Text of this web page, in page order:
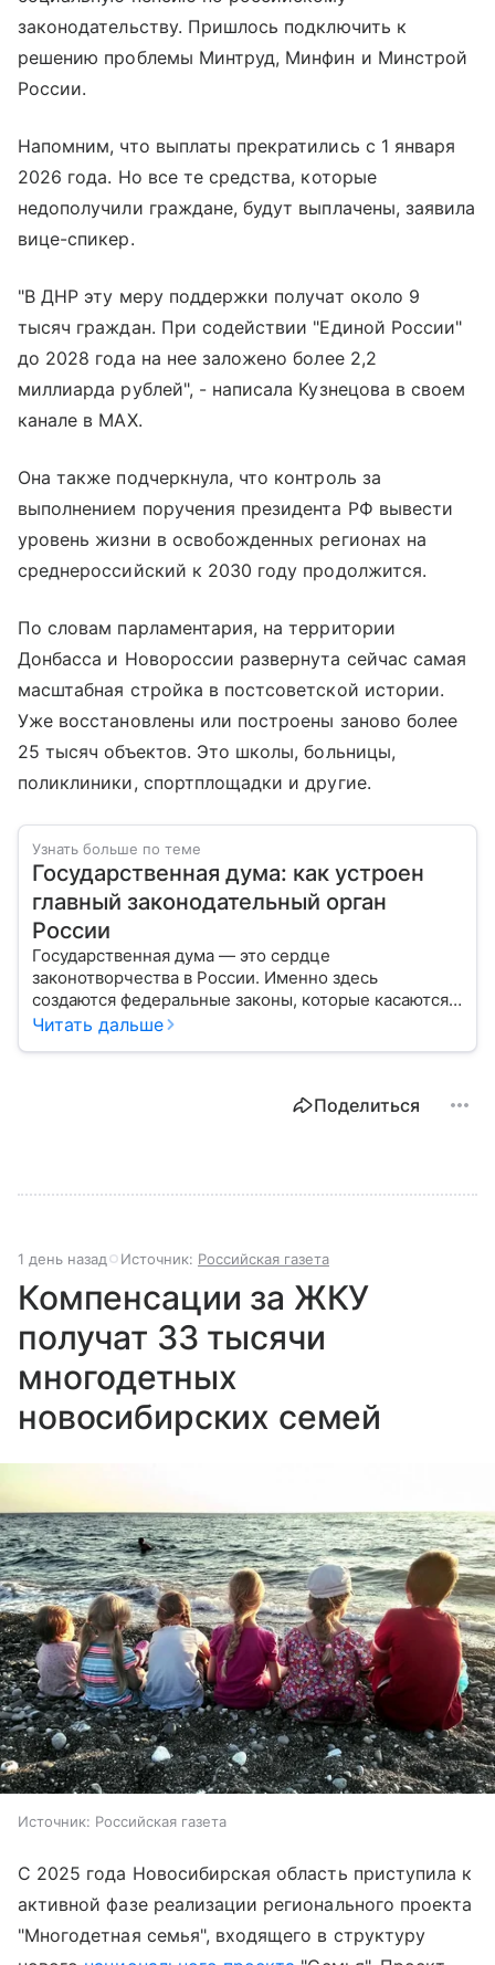
законодательству. Пришлось подключить к
решению проблемы Минтруд, Минфин и Минстрой
России.
Напомним, что выплаты прекратились с 1 января
2026 года. Но все те средства, которые
недополучили граждане, будут выплачены, заявила
вице-спикер.
"В ДНР эту меру поддержки получат около 9
тысяч граждан. При содействии "Единой России"
до 2028 года на нее заложено более 2,2
миллиарда рублей", - написала Кузнецова в своем
канале в МАХ.
Она также подчеркнула, что контроль за
выполнением поручения президента РФ вывести
уровень жизни в освобожденных регионах на
среднероссийский к 2030 году продолжится.
По словам парламентария, на территории
Донбасса и Новороссии развернута сейчас самая
масштабная стройка в постсоветской истории.
Уже восстановлены или построены заново более
25 тысяч объектов. Это школы, больницы,
поликлиники, спортплощадки и другие.
Узнать больше по теме
Государственная дума: как устроен
главный законодательный орган
России
Государственная дума — это сердце
законотворчества в России. Именно здесь
создаются федеральные законы, которые касаются
жизни каждого гражданина: от образования и
Читать дальше
Поделиться
1 день назад Источник: Российская газета
Компенсации за ЖКУ
получат 33 тысячи
многодетных
новосибирских семей
Источник: Российская газета
С 2025 года Новосибирская область приступила к
активной фазе реализации регионального проекта
"Многодетная семья", входящего в структуру